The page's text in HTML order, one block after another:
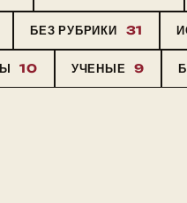
БЕЗ РУБРИКИ 31
10 УЧЕНЫЕ 9